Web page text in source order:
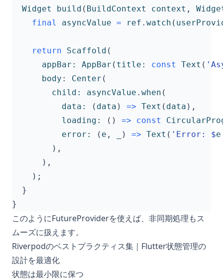
Widget
build ( BuildContext context ,
final
asyncValue = ref . watch (
return Scaffold (
appBar:
AppBar ( title: const Text (
body:
Center (
child:
asyncValue . when (
data:
( data ) => Text ( data ),
loading:
() => const
error:
( e , ) => Text ( 'Error: $e
),
),
);
}
}
このようにFutureProviderを使えば、非同期処理もス
ムーズに扱えます。
Riverpodのベストプラクティス集｜Flutter状態管理の
設計を最適化
状態は最小限に保つ